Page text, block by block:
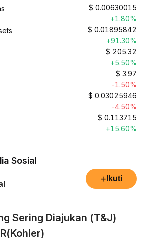
$ 0.00630015
+1.80%
$ 0.01895842
+91.30%
$ 205.32
+5.50%
$ 3.97
-1.50%
$ 0.03025946
-4.50%
$ 0.113715
+15.60%
Sosial
+ Ikuti
Sering Diajukan (T&J)